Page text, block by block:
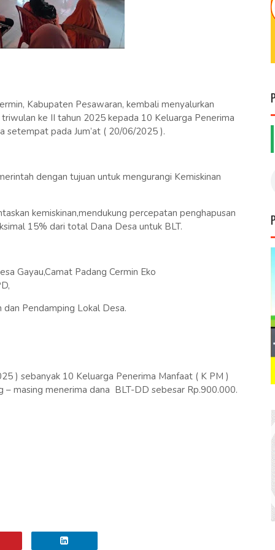
Kabupaten Pesawaran, kembali menyalurkan
ke II tahun 2025 kepada 10 Keluarga Penerima
setempat pada Jum’at ( 20/06/2025 ).
dengan tujuan untuk mengurangi Kemiskinan
kemiskinan,mendukung percepatan penghapusan
15% dari total Dana Desa untuk BLT.
Gayau,Camat Padang Cermin Eko
Pendamping Lokal Desa.
) sebanyak 10 Keluarga Penerima Manfaat ( K PM )
– masing menerima dana BLT-DD sebesar Rp.900.000.